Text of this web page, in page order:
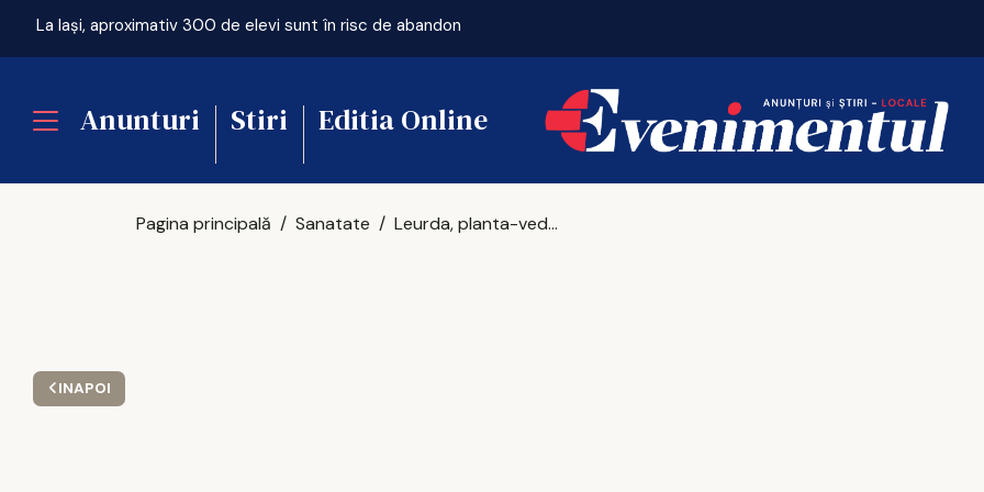
La Iași, aproximativ 300 de elevi sunt în risc de abandon Iașul fierbe în weekend. Vezi unde merită să
Anunturi Stiri Editia Online
INAPOI
Pagina principală Sanatate Leurda, planta-vedetă a primăverii. Ce beneficii are pentru sănătate și de ce e atât de căutată în sezon